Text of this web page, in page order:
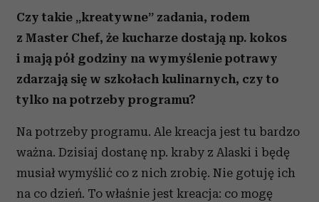
Czy takie „kreatywne” zadania, rodem
z Master Chef, że kucharze dostają np. kokos
i mają pół godziny na wymyślenie potrawy
zdarzają się w szkołach kulinarnych, czy to
tylko na potrzeby programu?
Na potrzeby programu. Ale kreacja jest tu bardzo
ważna. Dzisiaj dostanę np. kraby z Alaski i będę
musiał wymyślić co z nich zrobię. Nie gotuję ich
na co dzień. To właśnie jest kreacja: co mogę